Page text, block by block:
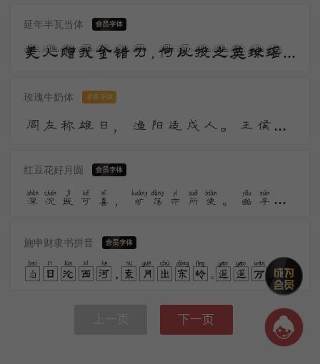
延年半瓦当体
美人赠我金错刀，何以报之英琼瑶。路远莫致倚逍遥，何为怀忧心烦劳。 我所思兮在桂林，欲往从之湘水深。
玫瑰牛奶体 零售字体
闾左称雄日，渔阳适戍人。王侯宁有种？竿木足亡秦。大义呼豪杰，先声仗鬼神。驱除功第一，汉将可谁伦？
红豆花好月圆
深沉既可喜，旷荡亦所便。幽寻未云毕，墟落生晚烟。归来记所历，耿耿清不眠。道人亦未寝，孤灯同夜禅。
施申财隶书拼音
白日沦西河，素月出东岭。遥遥万里晖，荡荡空中景。风来入房户，夜中枕席冷。气变悟时易，不眠知夕永。
下一页